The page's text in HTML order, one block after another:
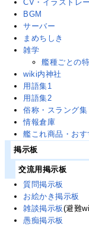
CV・イラストレ
BGM
サーバー
まめちしき
雑学
艦種ごとの
wiki内神社
用語集1
用語集2
俗称・スラング集
情報倉庫
艦これ商品・おす
掲示板
交流用掲示板
質問掲示板
お絵かき掲示板
雑談掲示板(避難
愚痴掲示板